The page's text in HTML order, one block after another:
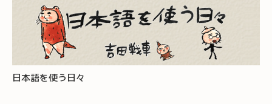
日本語を使う日々